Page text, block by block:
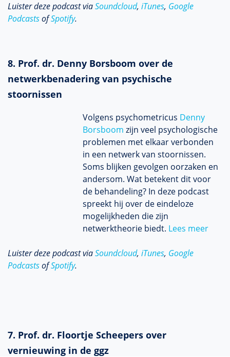
Luister deze podcast viaSoundcloud, iTunes, Google
PodcastsofSpotify.
8. Prof. dr. Denny Borsboom over de
netwerkbenadering van psychische
stoornissen
Volgens psychometricus Denny
Borsboom zijn veel psychologische
problemen met elkaar verbonden
in een netwerk van stoornissen.
Soms blijken gevolgen oorzaken en
andersom. Wat betekent dit voor
de behandeling? In deze podcast
spreekt hij over de eindeloze
mogelijkheden die zijn
netwerktheorie biedt. Lees meer
Luister deze podcast viaSoundcloud, iTunes, Google
PodcastsofSpotify.
7. Prof. dr. Floortje Scheepers over
vernieuwing in de ggz